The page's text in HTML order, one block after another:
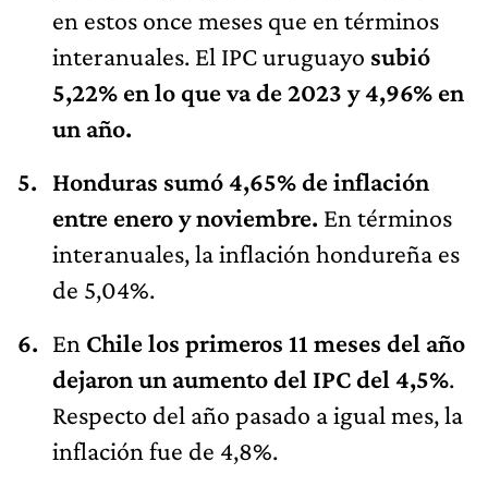
en estos once meses que en términos
interanuales. El IPC uruguayo subió
5,22% en lo que va de 2023 y 4,96% en
un año.
Honduras sumó 4,65% de inflación
entre enero y noviembre. En términos
interanuales, la inflación hondureña es
de 5,04%.
En Chile los primeros 11 meses del año
dejaron un aumento del IPC del 4,5%.
Respecto del año pasado a igual mes, la
inflación fue de 4,8%.